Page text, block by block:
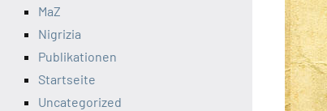
MaZ
Nigrizia
Publikationen
Startseite
Uncategorized